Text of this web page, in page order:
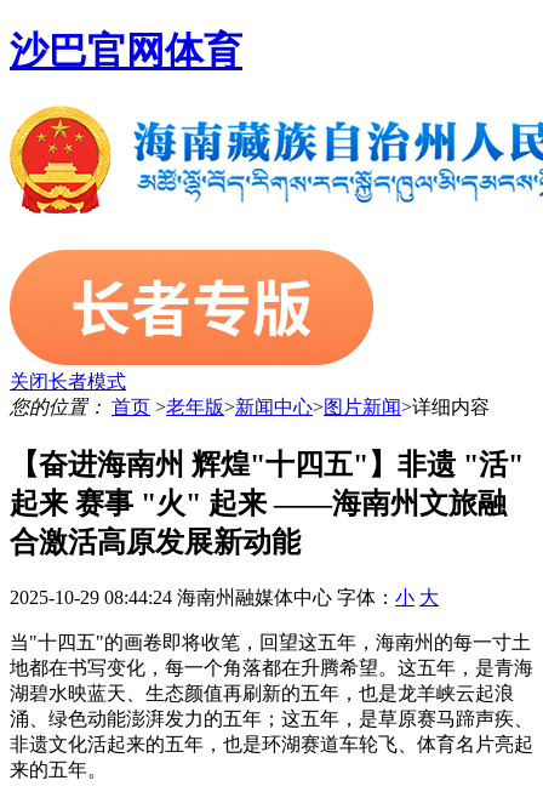
沙巴官网体育
关闭长者模式
您的位置： 首页 >老年版>新闻中心>图片新闻>详细内容
【奋进海南州 辉煌"十四五"】非遗 "活"
起来 赛事 "火" 起来 ——海南州文旅融
合激活高原发展新动能
2025-10-29 08:44:24 海南州融媒体中心 字体： 小 大
当"十四五"的画卷即将收笔，回望这五年，海南州的每一寸土
地都在书写变化，每一个角落都在升腾希望。这五年，是青海
湖碧水映蓝天、生态颜值再刷新的五年，也是龙羊峡云起浪
涌、绿色动能澎湃发力的五年；这五年，是草原赛马蹄声疾、
非遗文化活起来的五年，也是环湖赛道车轮飞、体育名片亮起
来的五年。